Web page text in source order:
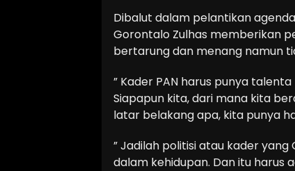
Dibalut dalam pelantikan
Gorontalo Zulhas memberikan
bertarung dan menang namun
” Kader PAN harus punya talenta
Siapapun kita, dari mana kita
latar belakang apa, kita punya
” Jadilah politisi atau kader
dalam kehidupan. Dan itu harus